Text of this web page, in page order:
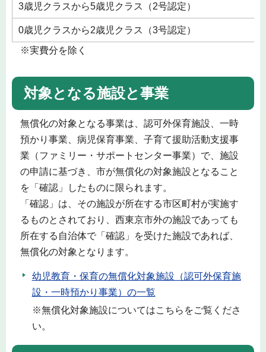
3歳児クラスから5歳児クラス（2号認定）
0歳児クラスから2歳児クラス（3号認定）
※実費分を除く
対象となる施設と事業
無償化の対象となる事業は、認可外保育施設、一時
預かり事業、病児保育事業、子育て援助活動支援事
業（ファミリー・サポートセンター事業）で、施設
の申請に基づき、市が無償化の対象施設となること
を「確認」したものに限られます。
「確認」は、その施設が所在する市区町村が実施す
るものとされており、西東京市外の施設であっても
所在する自治体で「確認」を受けた施設であれば、
無償化の対象となります。
幼児教育・保育の無償化対象施設（認可外保育施
設・一時預かり事業）の一覧
※無償化対象施設についてはこちらをご覧くださ
い。